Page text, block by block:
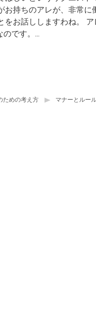
ための考え方 マナーとルー
お持ちのアレが、非常に
をお話ししますわね。
です。...